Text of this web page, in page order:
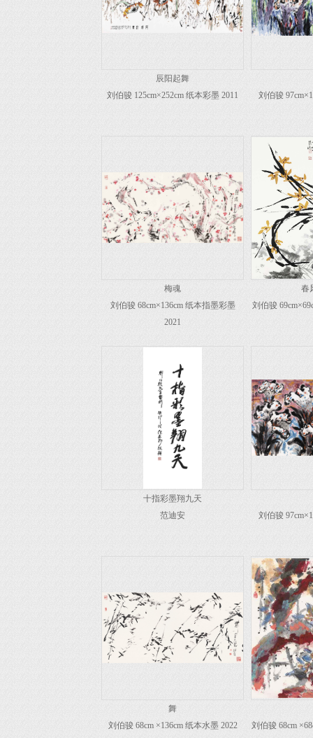
辰阳起舞
刘伯骏 125cm×252cm 纸本彩墨 2011
刘伯骏
梅魂
刘伯骏 68cm×136cm 纸本指墨彩墨
2021
春
刘伯骏
十指彩墨翔九天
范迪安
刘伯骏
舞
刘伯骏 68cm ×136cm 纸本水墨 2022
刘伯骏 68cm